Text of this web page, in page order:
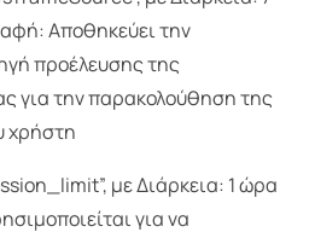
Αποθηκεύει την
προέλευσης της
για την παρακολούθηση της
χρήστη
με Διάρκεια: 1 ώρα
για να